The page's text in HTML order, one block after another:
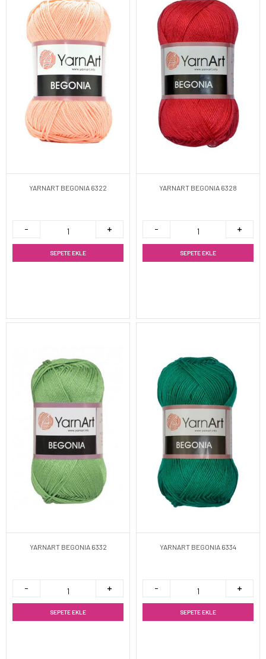
YARNART BEGONIA 6322
SEPETE EKLE
YARNART BEGONIA 6328
SEPETE EKLE
YARNART BEGONIA 6332
SEPETE EKLE
YARNART BEGONIA 6334
SEPETE EKLE